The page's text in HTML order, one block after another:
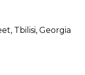
Tbilisi, Georgia